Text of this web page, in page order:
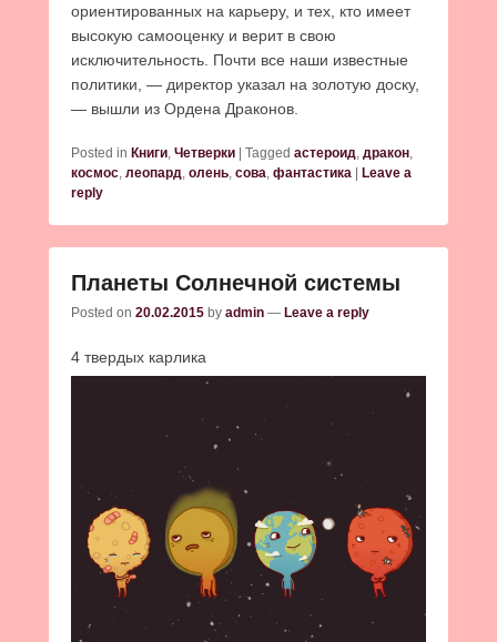
ориентированных на карьеру, и тех, кто имеет
высокую самооценку и верит в свою
исключительность. Почти все наши известные
политики, — директор указал на золотую доску,
— вышли из Ордена Драконов.
Posted in Книги, Четверки Tagged астероид, дракон,
космос, леопард, олень, сова, фантастика
Leave a
reply
Планеты Солнечной системы
Posted on 20.02.2015 by admin — Leave a reply
4 твердых карлика